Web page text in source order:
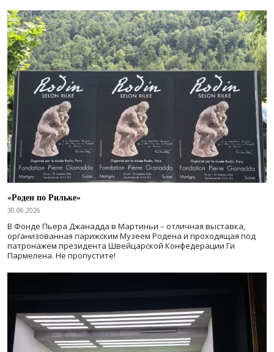
«Роден по Рильке»
30.06.2026
В Фонде Пьера Джанадда в Мартиньи – отличная выставка,
организованная парижским Музеем Родена и проходящая под
патронажем президента Швейцарской Конфедерации Ги
Пармелена. Не пропустите!